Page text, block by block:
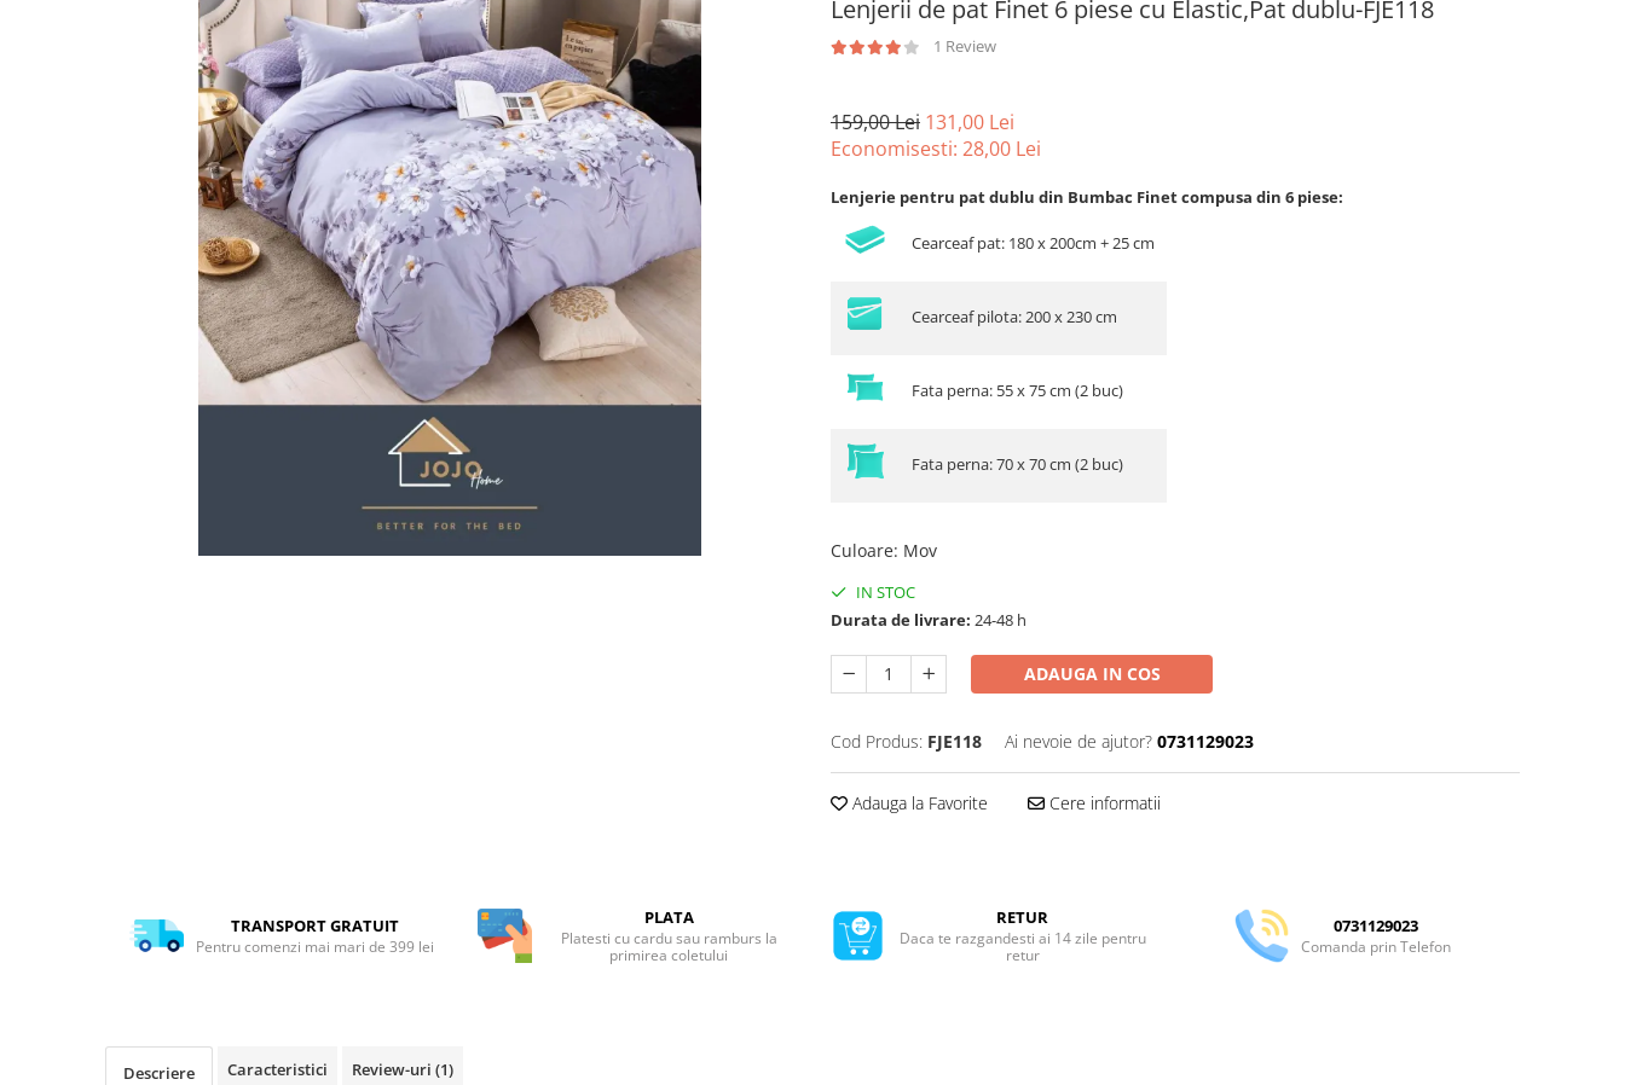
Lenjerii de pat Bumbac Poplin
Lenjerii de pat Catifea
Lenjerii de pat Damasc
Lenjerii de pat Finet + 2 Draperii
Lenjerii de pat Finet cu PLIURI
Lenjerii de pat finet Home
Lenjerii de pat Saten 4 piese cu
Lenjerii de pat Finet 6 piese cu Elastic,Pat dublu-FJE118
1 Review
159,00 Lei 131,00 Lei
Economisesti: 28,00 Lei
Lenjerie pentru pat dublu din Bumbac Finet compusa din 6 piese:
Cearceaf pat: 180 x 200cm + 25 cm
Cearceaf pilota: 200 x 230 cm
Fata perna: 55 x 75 cm (2 buc)
Fata perna: 70 x 70 cm (2 buc)
Culoare: Mov
IN STOC
Durata de livrare: 24-48 h
ADAUGA IN COS
Cod Produs: FJE118 Ai nevoie de ajutor? 0731129023
Adauga la Favorite Cere informatii
TRANSPORT GRATUIT
Pentru comenzi mai mari de 399 lei
PLATA
Platesti cu cardu sau ramburs la
primirea coletului
RETUR
Daca te razgandesti ai 14 zile pentru
retur
0731129023
Comanda prin Telefon
Descriere Caracteristici Review-uri (1)